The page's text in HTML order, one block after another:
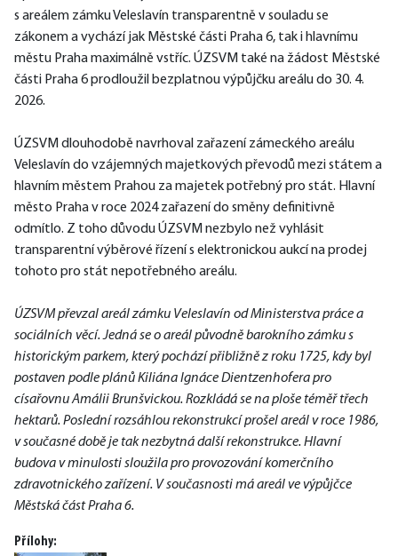
s areálem zámku Veleslavín transparentně v souladu se
zákonem a vychází jak Městské části Praha 6, tak i hlavnímu
městu Praha maximálně vstříc. ÚZSVM také na žádost Městské
části Praha 6 prodloužil bezplatnou výpůjčku areálu do 30. 4.
2026.
ÚZSVM dlouhodobě navrhoval zařazení zámeckého areálu
Veleslavín do vzájemných majetkových převodů mezi státem a
hlavním městem Prahou za majetek potřebný pro stát. Hlavní
město Praha v roce 2024 zařazení do směny definitivně
odmítlo. Z toho důvodu ÚZSVM nezbylo než vyhlásit
transparentní výběrové řízení s elektronickou aukcí na prodej
tohoto pro stát nepotřebného areálu.
ÚZSVM převzal areál zámku Veleslavín od Ministerstva práce a
sociálních věcí. Jedná se o areál původně barokního zámku s
historickým parkem, který pochází přibližně z roku 1725, kdy byl
postaven podle plánů Kiliána Ignáce Dientzenhofera pro
císařovnu Amálii Brunšvickou. Rozkládá se na ploše téměř třech
hektarů. Poslední rozsáhlou rekonstrukcí prošel areál v roce 1986,
v současné době je tak nezbytná další rekonstrukce. Hlavní
budova v minulosti sloužila pro provozování komerčního
zdravotnického zařízení. V současnosti má areál ve výpůjčce
Městská část Praha 6.
Přílohy: